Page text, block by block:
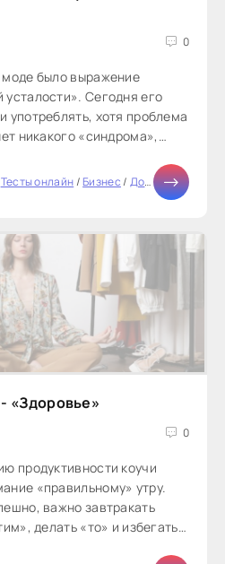
0
было выражение
Сегодня его
употреблять, хотя проблема
никакого «синдрома»,
Тесты онлайн/Бизнес/ Дом /Здоровье
«Здоровье»
0
продуктивности коучи
«правильному» утру.
важно завтракать
делать «то» и избегать